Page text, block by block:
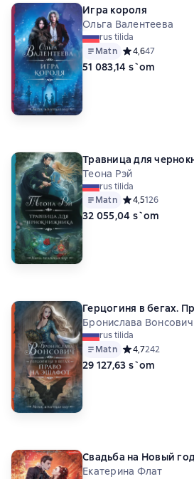
Игра короля
Ольга Валентеева
rus tilida
Matn Средний
4,647
51 083,14 s`om
Травница для
Теона Рэй
rus tilida
Matn Средний
4,5126
32 055,04 s`om
Герцогиня в бегах.
Бронислава Вонсович
rus tilida
Matn Средний
4,7242
29 127,63 s`om
Свадьба на Новый
Екатерина Флат